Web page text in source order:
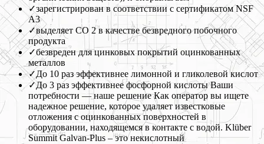
✓зарегистрирован в соответствии с сертификатом NSF
A3
✓выделяет CO 2 в качестве безвредного побочного
продукта
✓безвреден для цинковых покрытий оцинкованных
металлов
✓До 10 раз эффективнее лимонной и гликолевой кислот
✓До 3 раз эффективнее фосфорной кислоты Ваши
потребности — наше решение Как оператор вы ищете
надежное решение, которое удаляет известковые
отложения с оцинкованных поверхностей в
оборудовании, находящемся в контакте с водой. Klüber
Summit Galvan-Plus – это некислотный